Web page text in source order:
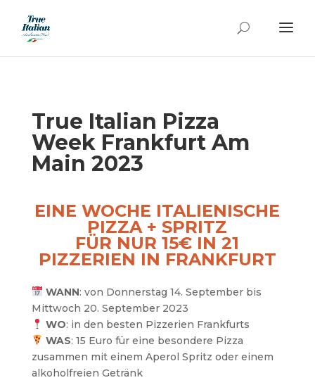
True Italian Pizza
Week Frankfurt Am
Main 2023
EINE WOCHE ITALIENISCHE
PIZZA + SPRITZ
FÜR NUR 15€ IN 21
PIZZERIEN IN FRANKFURT
WANN: von Donnerstag 14. September bis
Mittwoch 20. September 2023
WO: in den besten Pizzerien Frankfurts
WAS: 15 Euro für eine besondere Pizza
zusammen mit einem Aperol Spritz oder einem
alkoholfreien Getränk